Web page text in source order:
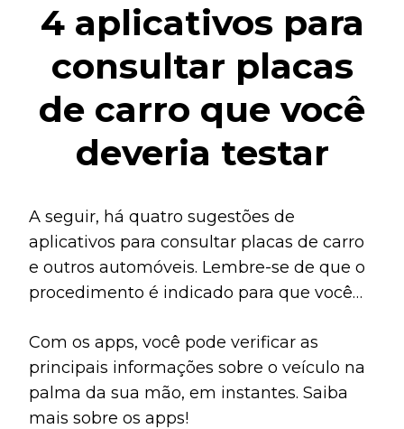
4 aplicativos para
consultar placas
de carro que você
deveria testar
A seguir, há quatro sugestões de
aplicativos para consultar placas de carro
e outros automóveis. Lembre-se de que o
procedimento é indicado para que você
veículo.
Com os apps, você pode verificar as
principais informações sobre o veículo na
palma da sua mão, em instantes. Saiba
mais sobre os apps!